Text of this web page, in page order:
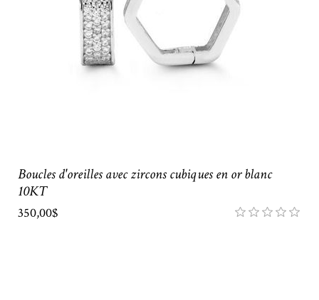
Boucles d'oreilles avec zircons cubiques en or blanc
10KT
350,00$